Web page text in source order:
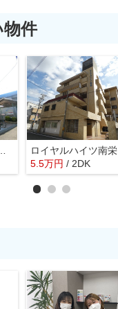
件
ロイヤルハイツ南栄
5.5万円 / 2DK